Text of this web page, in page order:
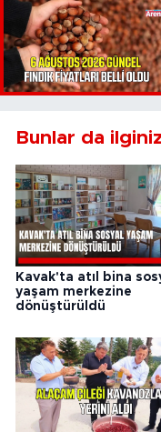
Bunlar da
Kavak'ta atıl bina
yaşam merkezine
dönüştürüldü